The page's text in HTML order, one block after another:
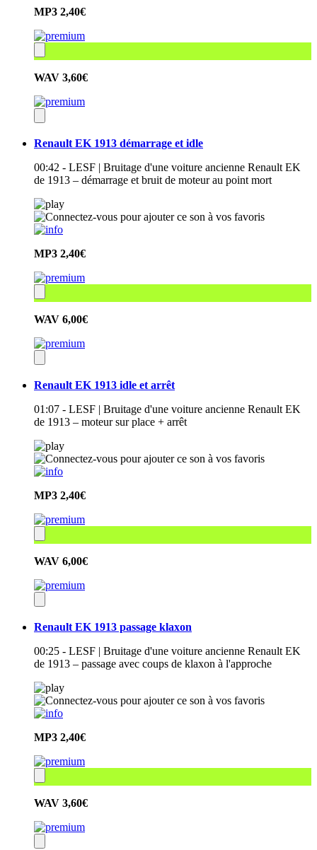
MP3 2,40€
WAV 3,60€
Renault EK 1913 démarrage et idle
00:42 - LESF | Bruitage d'une voiture ancienne Renault EK
de 1913 – démarrage et bruit de moteur au point mort
MP3 2,40€
WAV 6,00€
Renault EK 1913 idle et arrêt
01:07 - LESF | Bruitage d'une voiture ancienne Renault EK
de 1913 – moteur sur place + arrêt
MP3 2,40€
WAV 6,00€
Renault EK 1913 passage klaxon
00:25 - LESF | Bruitage d'une voiture ancienne Renault EK
de 1913 – passage avec coups de klaxon à l'approche
MP3 2,40€
WAV 3,60€